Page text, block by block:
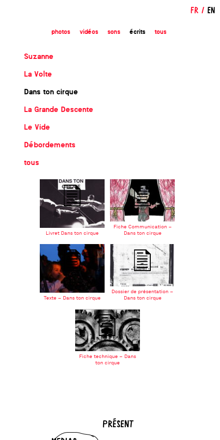
photos vidéos sons écrits tous
Suzanne
La Volte
Dans ton cirque
La Grande Descente
Le Vide
Débordements
tous
Livret Dans ton cirque
Fiche Communication –
Dans ton cirque
Texte – Dans ton cirque
Dossier de présentation –
Dans ton cirque
Fiche technique – Dans
ton cirque
PRÉSENT
FR / EN